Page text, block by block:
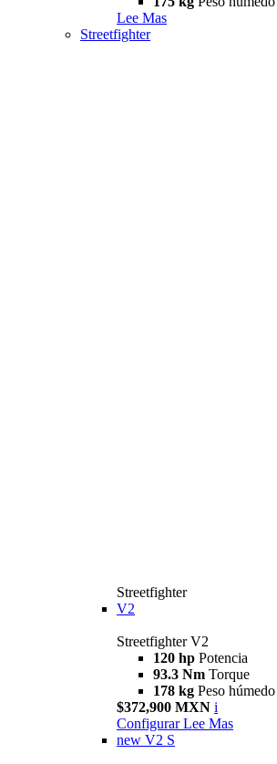
Lee Mas
Streetfighter
Streetfighter
V2
Streetfighter V2
120 hp Potencia
93.3 Nm Torque
178 kg Peso
$372,900 MXN i
Configurar Lee Mas
new V2 S